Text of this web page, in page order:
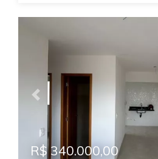
Previous
R$ 340.000,00